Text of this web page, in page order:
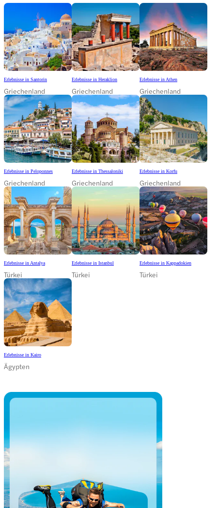
Erlebnisse in Santorin
Griechenland
Erlebnisse in Heraklion
Griechenland
Erlebnisse in Athen
Griechenland
Erlebnisse in Peloponnes
Griechenland
Erlebnisse in Thessaloniki
Griechenland
Erlebnisse in Korfu
Griechenland
Erlebnisse in Antalya
Türkei
Erlebnisse in Istanbul
Türkei
Erlebnisse in Kappadokien
Türkei
Erlebnisse in Kairo
Ägypten